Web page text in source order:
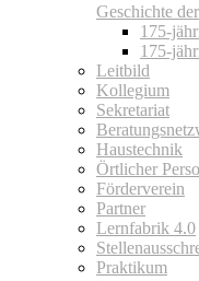
Geschichte
175-
175-
Leitbild
Kollegium
Sekretariat
Haustechnik
Örtlicher
Förderverein
Partner
Lernfabrik 4.0
Praktikum